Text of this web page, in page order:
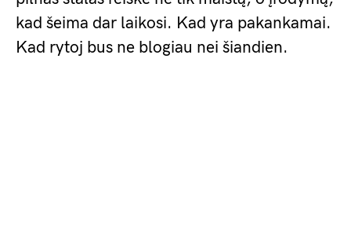
kad šeima dar laikosi. Kad yra pakankamai.
Kad rytoj bus ne blogiau nei šiandien.